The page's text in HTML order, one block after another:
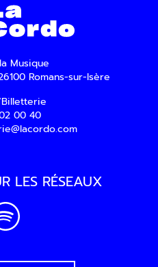
Musique
Romans-sur-Isère
00 40
LES RÉSEAUX
SOUMETTRE